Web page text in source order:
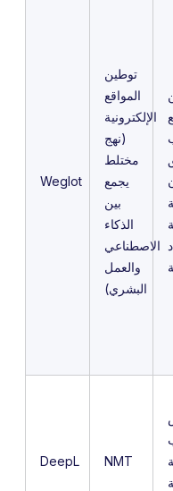
Weglot
توطين
المواقع
الإلكترونية
(نهج
مختلط
يجمع
بين
الذكاء
الاصطناعي
والعمل
البشري)
DeepL NMT